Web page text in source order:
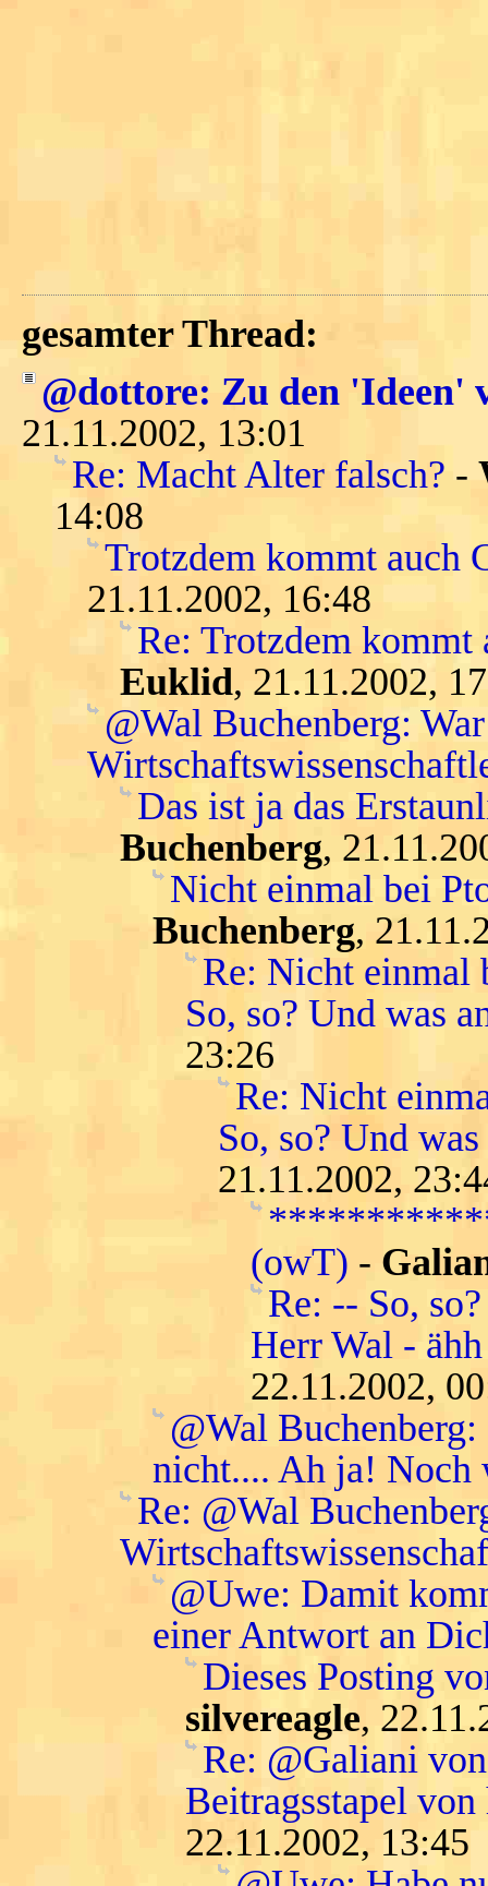
gesamter Thread:
@dottore: Zu den 'Ideen'
21.11.2002, 13:01
Re: Macht Alter falsch? -
14:08
Trotzdem kommt auch
21.11.2002, 16:48
Re: Trotzdem
Euklid, 21.11.2002,
@Wal Buchenberg:
Das ist ja das
Buchenberg,
Nicht einmal bei
Buchenberg,
Re: Nicht einmal
So, so? Und was
23:26
Re: Nicht
So, so? Und
21.11.2002,
(owT) -
Re: -- So,
Herr Wal -
22.11.2002,
@Wal
nicht.... Ah ja! Noch
Re: @Wal
@Uwe: Damit
einer Antwort an
Dieses Posting
silvereagle,
Re: @Galiani
Beitragsstapel von
22.11.2002, 13:45